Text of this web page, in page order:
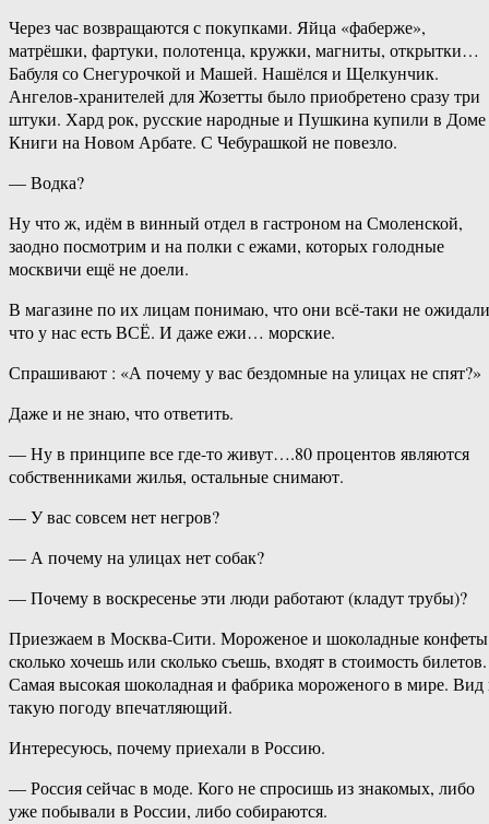
Через час возвращаются с покупками. Яйца «фаберже»,
матрёшки, фартуки, полотенца, кружки, магниты, открытки…
Бабуля со Снегурочкой и Машей. Нашёлся и Щелкунчик.
Ангелов-хранителей для Жозетты было приобретено сразу три
штуки. Хард рок, русские народные и Пушкина купили в Доме
Книги на Новом Арбате. С Чебурашкой не повезло.
— Водка?
Ну что ж, идём в винный отдел в гастроном на Смоленской,
заодно посмотрим и на полки с ежами, которых голодные
москвичи ещё не доели.
В магазине по их лицам понимаю, что они всё-таки не
что у нас есть ВСЁ. И даже ежи… морские.
Спрашивают : «А почему у вас бездомные на улицах не спят?»
Даже и не знаю, что ответить.
— Ну в принципе все где-то живут….80 процентов являются
собственниками жилья, остальные снимают.
— У вас совсем нет негров?
— А почему на улицах нет собак?
— Почему в воскресенье эти люди работают (кладут трубы)?
Приезжаем в Москва-Сити. Мороженое и шоколадные конфеты
сколько хочешь или сколько съешь, входят в стоимость билетов.
Самая высокая шоколадная и фабрика мороженого в мире. Вид
такую погоду впечатляющий.
Интересуюсь, почему приехали в Россию.
— Россия сейчас в моде. Кого не спросишь из знакомых, либо
уже побывали в России, либо собираются.